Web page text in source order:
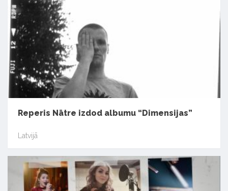
Reperis Nātre izdod albumu “Dimensijas”
Latvijā